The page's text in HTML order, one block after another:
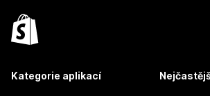
Kategorie aplikací